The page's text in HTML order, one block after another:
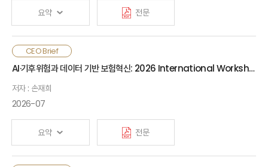
government should strengthen the industry’s
competitiveness through policy support and regulatory
reforms, thereby fostering economic growth and
narrowing the protection gap.
요약 전문
기후테크는 심화하는 기후변화에 대응하기 위한 기술·산업적
해법이자 미래 성장동력으로 주목받고 있음. 전 세계 기후테크
상황이며, 보험산업이 기후테크 기술의 위험을 관리·인수함으로써
기후테크 산업의 안정성을 제고해 투자 유치를 도울 수 있다는
주장이 제기되고 있음. 해외에서는 화재·폭발, 설비 고장, 누출,
배상책임, 사업중단과 일부 기술 성능 위험 등을 인수하고 있으나,
시장 수요, 사업성, 원료·에너지 가격, 정책·규제 변화에는 보장
공백이 존재함. 국내 보험산업은 위험 평가가 가능한 기술
CEO Brief
AI·기후위험과 데이터 기반 보험혁신: 2026 International Workshop on Risk and Insurance 패널토론 주요 내용
저자 : 손재희
2026-07
요약 전문